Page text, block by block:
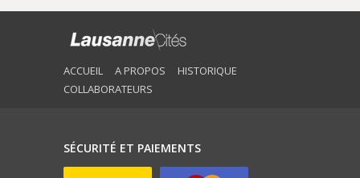
ACCUEIL A PROPOS
HISTORIQUE
COLLABORATEURS
SÉCURITÉ ET PAIEMENTS